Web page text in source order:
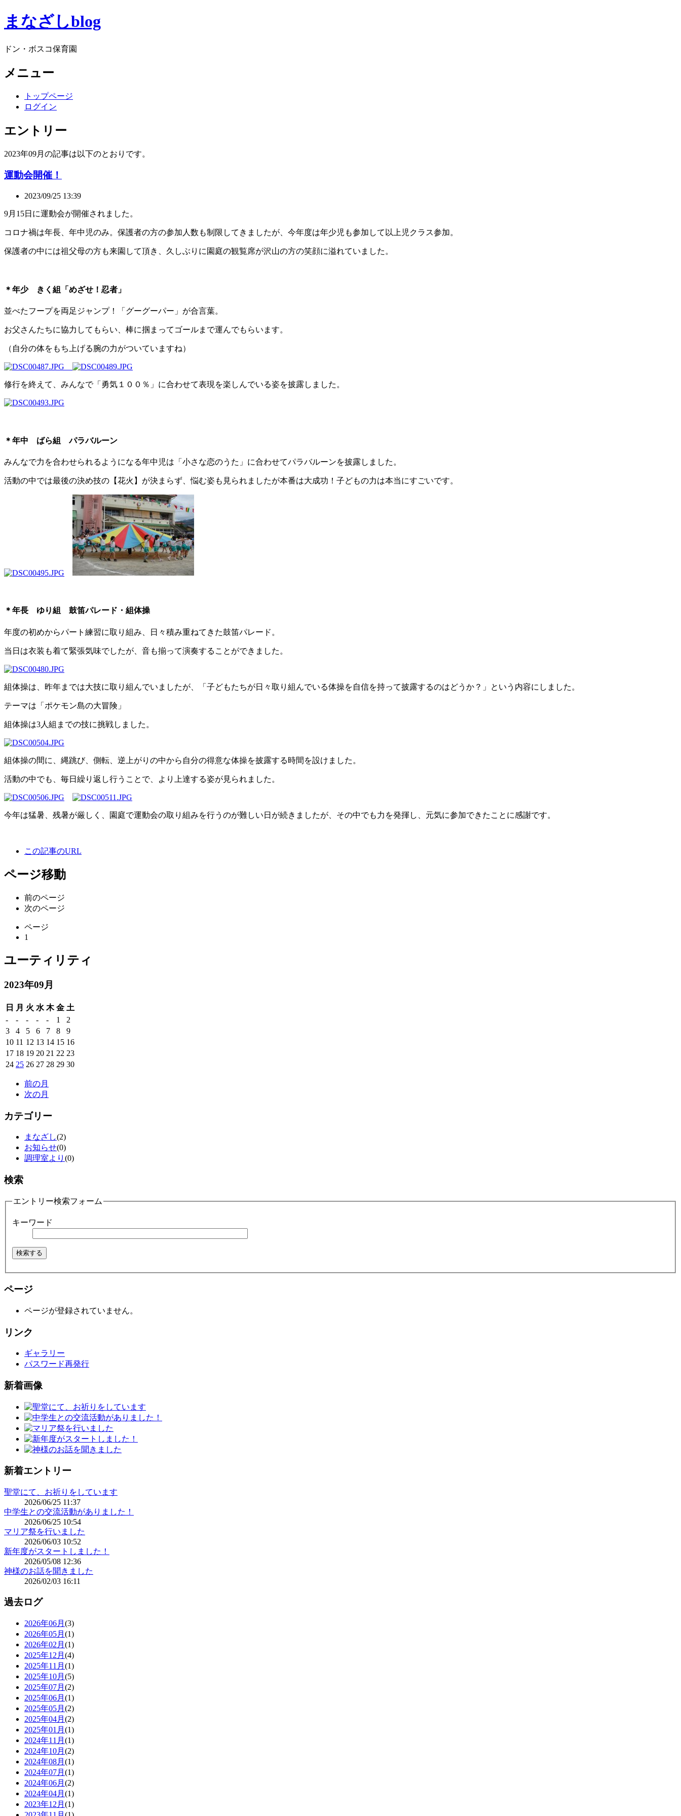
まなざしblog
ドン・ボスコ保育園
メニュー
トップページ
ログイン
エントリー
2023年09月の記事は以下のとおりです。
運動会開催！
2023/09/25 13:39
9月15日に運動会が開催されました。
コロナ禍は年長、年中児のみ。保護者の方の参加人数も制限してきましたが、今年度は年少児も参加して以上児クラス参加。
保護者の中には祖父母の方も来園して頂き、久しぶりに園庭の観覧席が沢山の方の笑顔に溢れていました。
＊年少 きく組「めざせ！忍者」
並べたフープを両足ジャンプ！「グーグーパー」が合言葉。
お父さんたちに協力してもらい、棒に掴まってゴールまで運んでもらいます。
（自分の体をもち上げる腕の力がついていますね）
修行を終えて、みんなで「勇気１００％」に合わせて表現を楽しんでいる姿を披露しました。
＊年中 ばら組 パラバルーン
みんなで力を合わせられるようになる年中児は「小さな恋のうた」に合わせてパラバルーンを披露しました。
活動の中では最後の決め技の【花火】が決まらず、悩む姿も見られましたが本番は大成功！子どもの力は本当にすごいです。
＊年長 ゆり組 鼓笛パレード・組体操
年度の初めからパート練習に取り組み、日々積み重ねてきた鼓笛パレード。
当日は衣装も着て緊張気味でしたが、音も揃って演奏することができました。
組体操は、昨年までは大技に取り組んでいましたが、「子どもたちが日々取り組んでいる体操を自信を持って披露するのはどうか？」という内容にしました。
テーマは「ポケモン島の大冒険」
組体操は3人組までの技に挑戦しました。
組体操の間に、縄跳び、側転、逆上がりの中から自分の得意な体操を披露する時間を設けました。
活動の中でも、毎日繰り返し行うことで、より上達する姿が見られました。
今年は猛暑、残暑が厳しく、園庭で運動会の取り組みを行うのが難しい日が続きましたが、その中でも力を発揮し、元気に参加できたことに感謝です。
この記事のURL
ページ移動
前のページ
次のページ
ページ
1
ユーティリティ
2023年09月
日 月 火 水 木 金 土
-
- - - - 1
2
3
4 5 6 7 8
9
10 11 12 13 14 15 16
17 18 19 20 21 22 23
24 25 26 27 28 29 30
前の月
次の月
カテゴリー
まなざし(2)
お知らせ(0)
調理室より (0)
検索
エントリー検索フォーム
キーワード
ページ
ページが登録されていません。
リンク
ギャラリー
パスワード再発行
新着画像
新着エントリー
聖堂にて、お祈りをしています
2026/06/25 11:37
中学生との交流活動がありました！
2026/06/25 10:54
マリア祭を行いました
2026/06/03 10:52
新年度がスタートしました！
2026/05/08 12:36
神様のお話を聞きました
2026/02/03 16:11
過去ログ
2026年06月 (3)
2026年05月 (1)
2026年02月 (1)
2025年12月 (4)
2025年11月 (1)
2025年10月 (5)
2025年07月 (2)
2025年06月 (1)
2025年05月 (2)
2025年04月 (2)
2025年01月 (1)
2024年11月 (1)
2024年10月 (2)
2024年08月 (1)
2024年07月 (1)
2024年06月 (2)
2024年04月 (1)
2023年12月 (1)